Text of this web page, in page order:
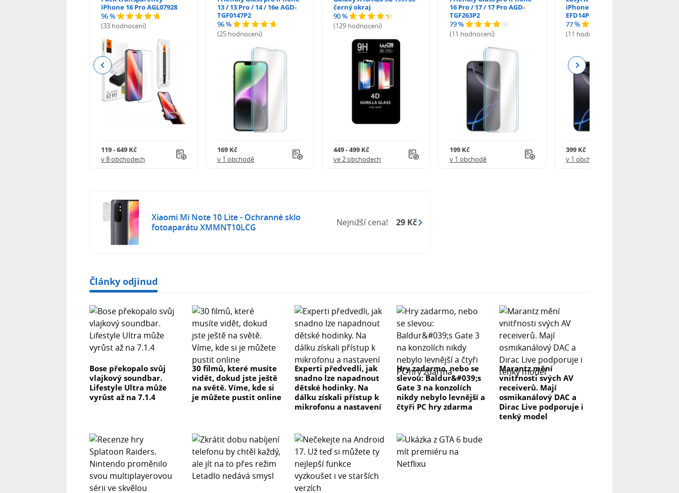
iPhone 16 Pro AGL07928
96 %
(33 hodnocení)
119 - 649 Kč
v 8 obchodech
13 / 13 Pro / 14 / 16e AGD-
TGF0147P2
96 %
(25 hodnocení)
169 Kč
v 1 obchodě
černý okraj
90 %
(129 hodnocení)
449 - 499 Kč
ve 2 obchodech
16 Pro / 17 / 17 Pro AGD-
TGF263P2
79 %
(11 hodnocení)
199 Kč
v 1 obchodě
iPhone 16 Pro / 17 AGD-
EFD14P3
77 %
(11 hodnocení)
399 Kč
v 1 obchodě
Previous Next
Xiaomi Mi Note 10 Lite - Ochranné sklo
fotoaparátu XMMNT10LCG
Nejnižší cena! 29 Kč
Články odjinud
Bose překopalo svůj
vlajkový soundbar.
Lifestyle Ultra může
vyrůst až na 7.1.4
30 filmů, které musíte
vidět, dokud jste ještě
na světě. Víme, kde si
je můžete pustit online
Experti předvedli, jak
snadno lze napadnout
dětské hodinky. Na
dálku získali přístup k
mikrofonu a nastavení
Hry zadarmo, nebo se
slevou: Baldur&#039;s
Gate 3 na konzolích
nikdy nebylo levnější a
čtyři PC hry zdarma
Marantz mění
vnitřnosti svých AV
receiverů. Mají
osmikanálový DAC a
Dirac Live podporuje i
tenký model